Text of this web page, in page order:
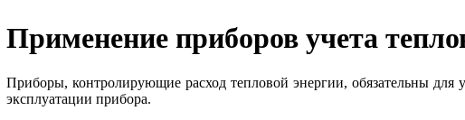
Применение приборов учета
Приборы, контролирующие расход тепловой энергии, обязательны
эксплуатации прибора.